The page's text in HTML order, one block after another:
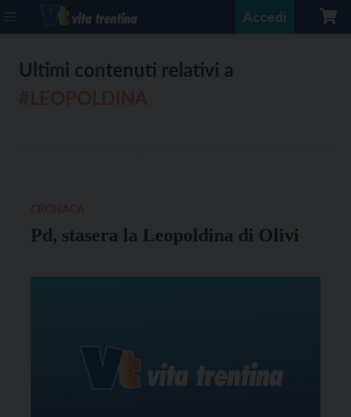
Accedi
Ultimi contenuti relativi a
Pd, stasera la Leopoldina di Olivi